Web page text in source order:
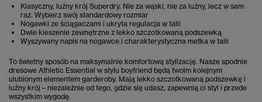
Klasyczny, luźny krój Superdry. Nie za wąski, nie za luźny, lecz w sam
raz. Wybierz swój standardowy rozmiar
Nogawki ze ściągaczami i ukryta regulacja w talii
Dwie kieszenie zewnętrzne z lekko szczotkowaną podszewką
Wyszywany napis na nogawce i charakterystyczna metka w talii
To świetny sposób na maksymalnie komfortową stylizację. Nasze spodnie
dresowe Athletic Essential w stylu boyfriend będą twoim kolejnym
ulubionym elementem garderoby. Mają lekko szczotkowaną podszewkę i
luźny krój – niezależnie od tego, gdzie się udasz, zapewnią ci styl i przede
wszystkim wygodę.